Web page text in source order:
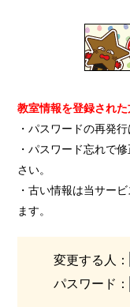
教室情報を登録され
・パスワードの再発
・パスワード忘れで
さい。
・古い情報は当サー
ます。
変更する人：
パスワード：